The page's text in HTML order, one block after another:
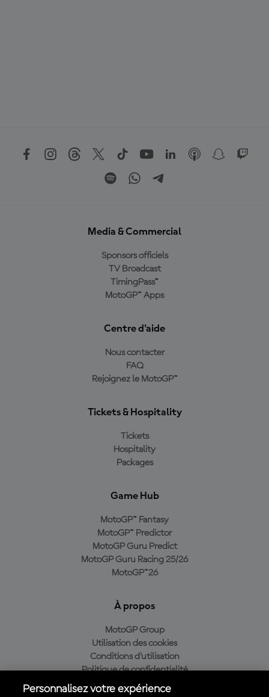
Media & Commercial
Sponsors officiels
TV Broadcast
TimingPass™
MotoGP™ Apps
Centre d'aide
Nous contacter
FAQ
Rejoignez le MotoGP™
Tickets & Hospitality
Tickets
Hospitality
Packages
Game Hub
MotoGP™ Fantasy
MotoGP™ Predictor
MotoGP Guru Predict
MotoGP Guru Racing 25/26
MotoGP™26
À propos
MotoGP Group
Utilisation des cookies
Conditions d'utilisation
Politique de confidentialité
Politique d’achat
Personnalisez votre expérience